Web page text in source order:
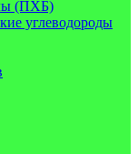
(ПХБ)
углеводороды